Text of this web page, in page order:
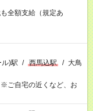
全額支給（規定あ
)駅 / 西馬込駅 / 大鳥
ご自宅の近くなど、お